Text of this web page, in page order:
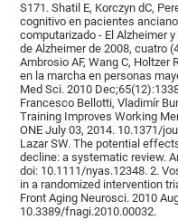
S171. Shatil E, Korczyn dC,
cognitivo en pacientes
computarizado - El Alzheimer
de Alzheimer de 2008, cuatro
Ambrosio AF, Wang C,
en la marcha en personas
Med Sci. 2010
Francesco Bellotti, Vladimír
Training Improves Working
ONE July 03, 2014. 10.1371/
Lazar SW. The potential
decline: a systematic review.
doi: 10.1111/nyas.12348. 2.
in a randomized intervention
Front Aging Neurosci. 2010
10.3389/fnagi.2010.00032.